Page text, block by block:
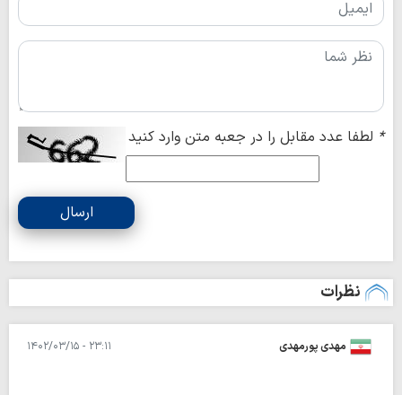
* لطفا عدد مقابل را در جعبه متن وارد کنید
ارسال
نظرات
مهدی پورمهدی ۲۳:۱۱ - ۱۴۰۲/۰۳/۱۵